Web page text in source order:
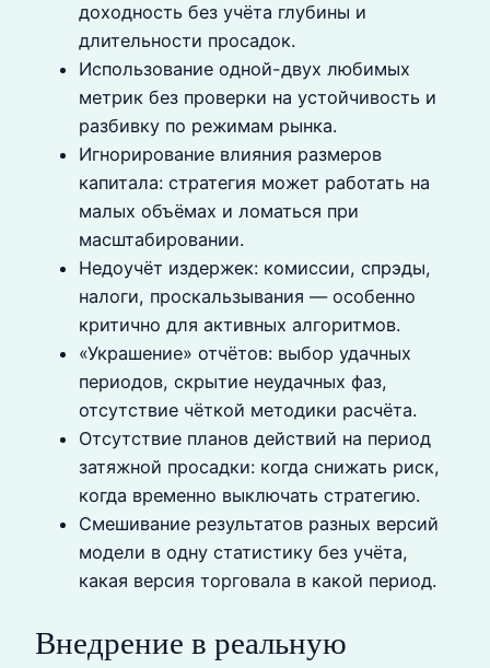
доходность без учёта глубины и
длительности просадок.
Использование одной-двух любимых
метрик без проверки на устойчивость и
разбивку по режимам рынка.
Игнорирование влияния размеров
капитала: стратегия может работать на
малых объёмах и ломаться при
масштабировании.
Недоучёт издержек: комиссии, спрэды,
налоги, проскальзывания — особенно
критично для активных алгоритмов.
«Украшение» отчётов: выбор удачных
периодов, скрытие неудачных фаз,
отсутствие чёткой методики расчёта.
Отсутствие планов действий на период
затяжной просадки: когда снижать риск,
когда временно выключать стратегию.
Смешивание результатов разных версий
модели в одну статистику без учёта,
какая версия торговала в какой период.
Внедрение в реальную